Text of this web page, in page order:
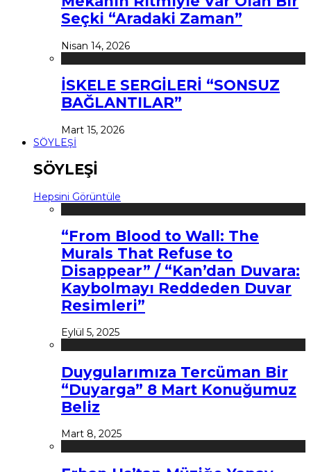
Seçki “Aradaki Zaman”
Nisan 14, 2026
İSKELE SERGİLERİ “SONSUZ
BAĞLANTILAR”
Mart 15, 2026
SÖYLEŞİ
SÖYLEŞİ
Hepsini Görüntüle
“From Blood to Wall: The
Murals That Refuse to
Disappear” / “Kan’dan Duvara:
Kaybolmayı Reddeden Duvar
Resimleri”
Eylül 5, 2025
Duygularımıza Tercüman Bir
“Duyarga” 8 Mart Konuğumuz
Beliz
Mart 8, 2025